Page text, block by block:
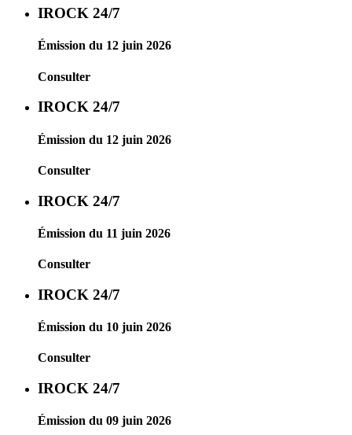
IROCK 24/7
Émission du 12 juin 2026
Consulter
IROCK 24/7
Émission du 12 juin 2026
Consulter
IROCK 24/7
Émission du 11 juin 2026
Consulter
IROCK 24/7
Émission du 10 juin 2026
Consulter
IROCK 24/7
Émission du 09 juin 2026